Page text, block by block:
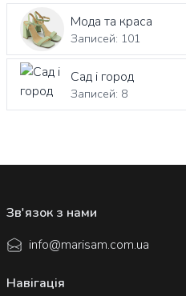
Мода та краса
Записей: 101
Сад і город
Записей: 8
Навігація
Зв'язок з нами
info@marisam.com.ua